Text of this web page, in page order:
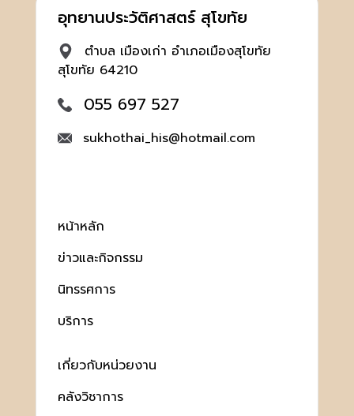
อุทยานประวัติศาสตร์ สุโขทัย
ตำบล เมืองเก่า อำเภอเมืองสุโขทัย
สุโขทัย 64210
055 697 527
sukhothai_his@hotmail.com
หน้าหลัก
ข่าวและกิจกรรม
นิทรรศการ
บริการ
เกี่ยวกับหน่วยงาน
คลังวิชาการ